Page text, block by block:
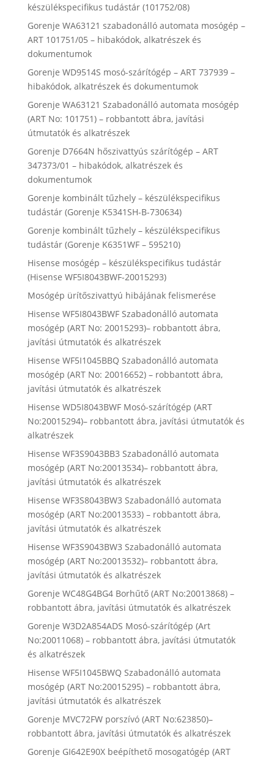
készülékspecifikus tudástár (101752/08)
Gorenje WA63121 szabadonálló automata mosógép –
ART 101751/05 – hibakódok, alkatrészek és
dokumentumok
Gorenje WD9514S mosó-szárítógép – ART 737939 –
hibakódok, alkatrészek és dokumentumok
Gorenje WA63121 Szabadonálló automata mosógép
(ART No: 101751) – robbantott ábra, javítási
útmutatók és alkatrészek
Gorenje D7664N hőszivattyús szárítógép – ART
347373/01 – hibakódok, alkatrészek és
dokumentumok
Gorenje kombinált tűzhely – készülékspecifikus
tudástár (Gorenje K5341SH-B-730634)
Gorenje kombinált tűzhely – készülékspecifikus
tudástár (Gorenje K6351WF – 595210)
Hisense mosógép – készülékspecifikus tudástár
(Hisense WF5I8043BWF-20015293)
Mosógép ürítőszivattyú hibájának felismerése
Hisense WF5I8043BWF Szabadonálló automata
mosógép (ART No: 20015293)– robbantott ábra,
javítási útmutatók és alkatrészek
Hisense WF5I1045BBQ Szabadonálló automata
mosógép (ART No: 20016652) – robbantott ábra,
javítási útmutatók és alkatrészek
Hisense WD5I8043BWF Mosó-szárítógép (ART
No:20015294)– robbantott ábra, javítási útmutatók és
alkatrészek
Hisense WF3S9043BB3 Szabadonálló automata
mosógép (ART No:20013534)– robbantott ábra,
javítási útmutatók és alkatrészek
Hisense WF3S8043BW3 Szabadonálló automata
mosógép (ART No:20013533) – robbantott ábra,
javítási útmutatók és alkatrészek
Hisense WF3S9043BW3 Szabadonálló automata
mosógép (ART No:20013532)– robbantott ábra,
javítási útmutatók és alkatrészek
Gorenje WC48G4BG4 Borhűtő (ART No:20013868) –
robbantott ábra, javítási útmutatók és alkatrészek
Gorenje W3D2A854ADS Mosó-szárítógép (Art
No:20011068) – robbantott ábra, javítási útmutatók
és alkatrészek
Hisense WF5I1045BWQ Szabadonálló automata
mosógép (ART No:20015295) – robbantott ábra,
javítási útmutatók és alkatrészek
Gorenje MVC72FW porszívó (ART No:623850)–
robbantott ábra, javítási útmutatók és alkatrészek
Gorenje GI642E90X beépíthető mosogatógép (ART